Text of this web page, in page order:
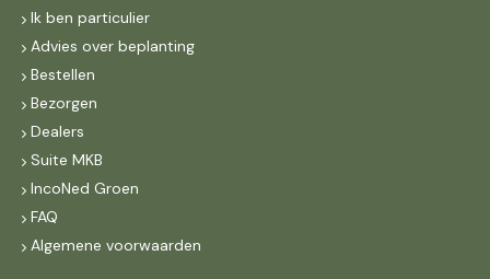
Ik ben particulier
Advies over beplanting
Bestellen
Bezorgen
Dealers
Suite MKB
IncoNed Groen
FAQ
Algemene voorwaarden